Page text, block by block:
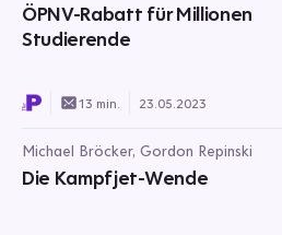
ÖPNV-Rabatt für Millionen
Studierende
13 min. 23.05.2023
Michael Bröcker, Gordon Repinski
Die Kampfjet-Wende